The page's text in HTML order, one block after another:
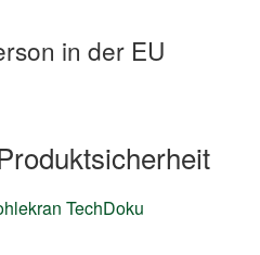
in der EU
TechDoku